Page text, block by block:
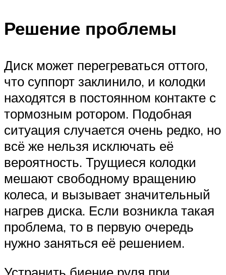
Решение проблемы
Диск может перегреваться оттого,
что суппорт заклинило, и колодки
находятся в постоянном контакте с
тормозным ротором. Подобная
ситуация случается очень редко, но
всё же нельзя исключать её
вероятность. Трущиеся колодки
мешают свободному вращению
колеса, и вызывает значительный
нагрев диска. Если возникла такая
проблема, то в первую очередь
нужно заняться её решением.
Устранить биение руля при